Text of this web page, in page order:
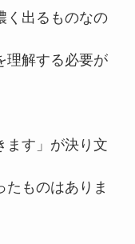
く出るものなの
理解する必要が
ます」が決り文
たものはありま